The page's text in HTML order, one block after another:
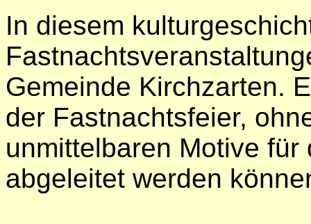
In diesem
Gemeinde Kirchzarten.
der Fastnachtsfeier,
unmittelbaren Motive
abgeleitet werden